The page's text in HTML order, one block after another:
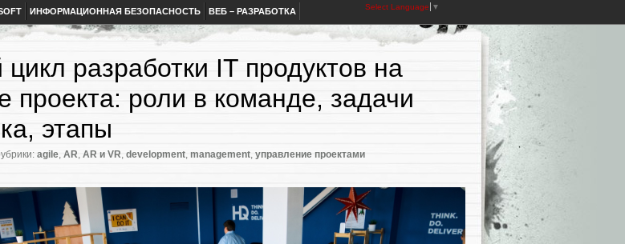
ИНФОРМАЦИОННАЯ БЕЗОПАСНОСТЬ ВЕБ – РАЗРАБОТКА Select Language ▼
разработки IT продуктов на
проекта: роли в команде, задачи
этапы
agile, AR, AR и VR, development, management, управление проектами